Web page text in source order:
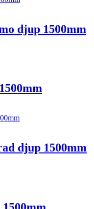
djup 1500mm
djup 1500mm